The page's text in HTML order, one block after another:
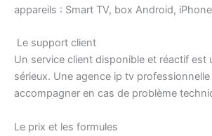
appareils : Smart TV, box Android,
Le support client
Un service client disponible et réactif est
sérieux. Une agence ip tv
accompagner en cas de problème
Le prix et les formules